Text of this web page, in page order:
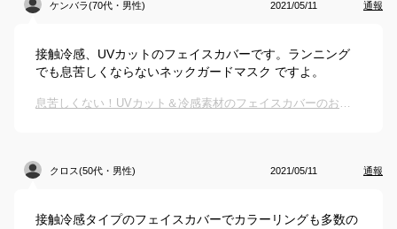
ケンバラ(70代・男性) 2021/05/11 通報
接触冷感、UVカットのフェイスカバーです。ランニング
でも息苦しくならないネックガードマスク ですよ。
息苦しくない！UVカット＆冷感素材のフェイスカバーのおすすめは？
クロス(50代・男性) 2021/05/11 通報
接触冷感タイプのフェイスカバーでカラーリングも多数の